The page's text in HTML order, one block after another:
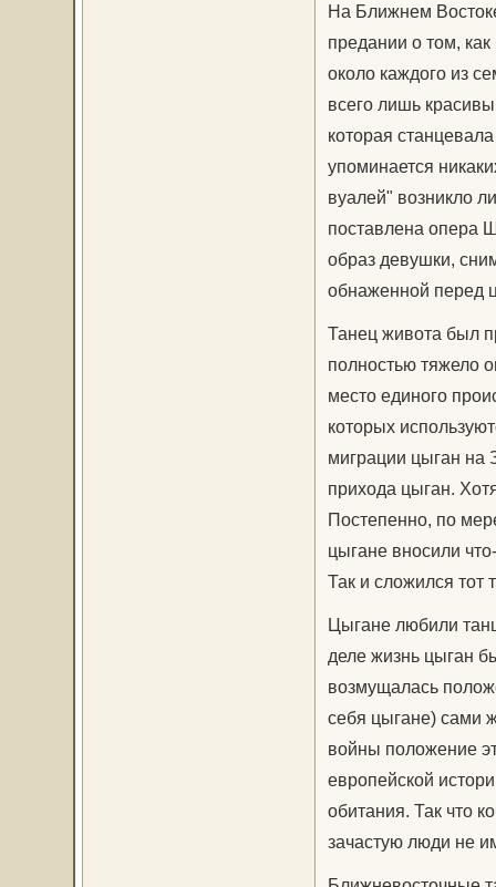
На Ближнем
предании о том,
около каждого из
всего лишь
которая
упоминается
вуалей" возникло
поставлена опера
образ девушки,
обнаженной перед
Танец живота был
полностью тяжело
место единого
которых
миграции цыган на
прихода цыган.
Постепенно, по
цыгане вносили
Так и сложился тот
Цыгане любили
деле жизнь цыган
возмущалась
себя цыгане) сами
войны положение
европейской
обитания. Так что
зачастую люди не